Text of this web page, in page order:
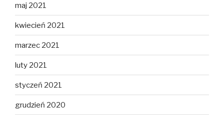
maj 2021
kwiecień 2021
marzec 2021
luty 2021
styczeń 2021
grudzień 2020